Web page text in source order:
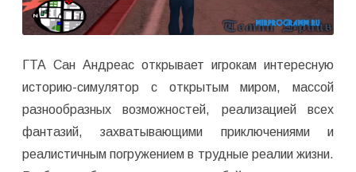
ГТА Сан Андреас открывает игрокам интересную
историю-симулятор с открытым миром, массой
разнообразных возможностей, реализацией всех
фантазий, захватывающими приключениями и
реалистичным погружением в трудные реалии жизни.